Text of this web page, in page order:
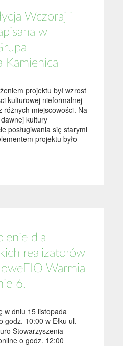
Wczoraj i
w
Kamienica
projektu był wzrost
kulturowej nieformalnej
różnych miejscowości. Na
kultury
posługiwania się starymi
projektu było
dla
realizatorów
Warmia
6.
w dniu 15 listopada
godz. 10:00 w Ełku ul.
Stowarzyszenia
o godz. 12:00